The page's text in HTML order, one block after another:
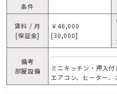
条件
賃料 / 月
[保証金]
￥46,000
[30,000]
備考
部屋設備
ミニキッチン・押入
エアコン、ヒーター、